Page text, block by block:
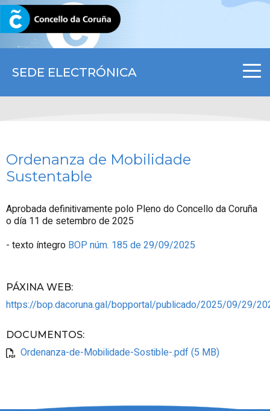
SEDE ELECTRÓNICA
CORUNA.GAL
Ordenanza de Mobilidade
Sustentable
Aprobada definitivamente polo Pleno do Concello da Coruña
o día 11 de setembro de 2025
- texto íntegro BOP núm. 185 de 29/09/2025
PÁXINA WEB:
https://bop.dacoruna.gal/bopportal/publicado/2025/09/29/
DOCUMENTOS:
Ordenanza-de-Mobilidade-Sostible-.pdf (5 MB)